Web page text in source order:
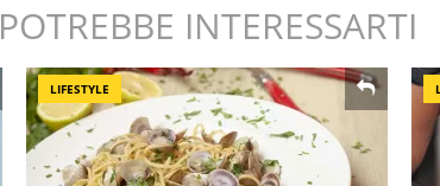
POTREBBE INTERESSARTI
LIFESTYLE